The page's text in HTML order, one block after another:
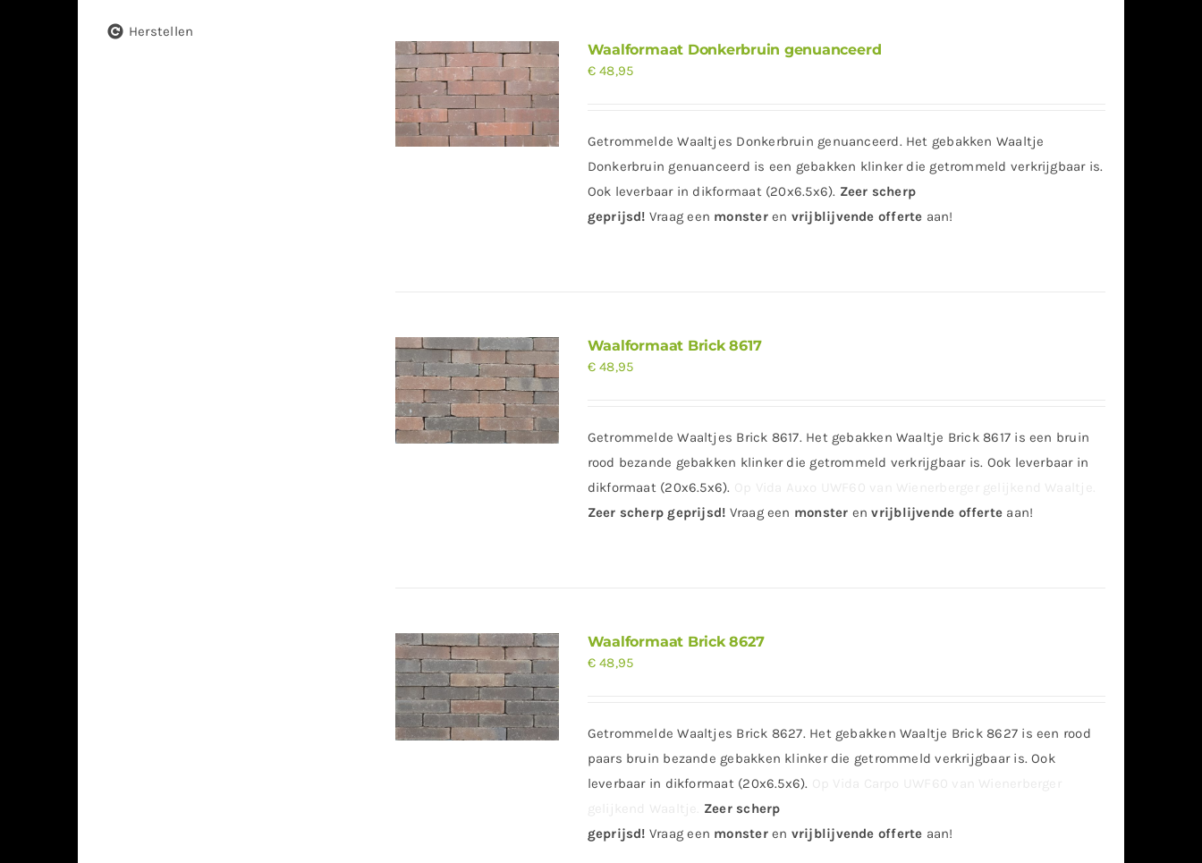
Waalformaat Donkerbruin genuanceerd
€48,95
Getrommelde Waaltjes Donkerbruin genuanceerd. Het gebakken Waaltje
Donkerbruin genuanceerd is een gebakken klinker die getrommeld verkrijgbaar is.
Ook leverbaar in dikformaat (20x6.5x6). Zeer scherp
geprijsd! Vraag een monsteren vrijblijvende offerte aan!
Waalformaat Brick 8617
€48,95
Getrommelde Waaltjes Brick 8617. Het gebakken Waaltje Brick 8617 is een bruin
rood bezande gebakken klinker die getrommeld verkrijgbaar is. Ook leverbaar in
dikformaat (20x6.5x6).
Zeer scherp geprijsd! Vraag een monster en vrijblijvende offerte aan!
Waalformaat Brick 8627
€48,95
Getrommelde Waaltjes Brick 8627. Het gebakken Waaltje Brick 8627 is een rood
paars bruin bezande gebakken klinker die getrommeld verkrijgbaar is. Ook
leverbaar in dikformaat (20x6.5x6).
Zeer scherp
geprijsd! Vraag een monsteren vrijblijvende offerte aan!
Herstellen